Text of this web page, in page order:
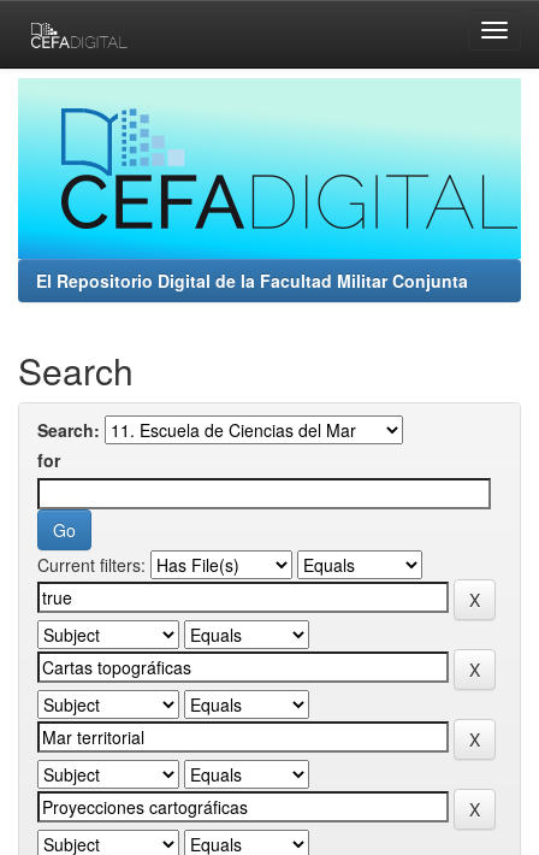
navigation
El Repositorio Digital de la Facultad Militar Conjunta
Search
Search:
for
Current filters: